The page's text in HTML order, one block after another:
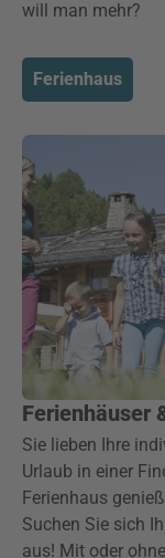
will man mehr?
Ferienhaus
Ferienhäuser
Sie lieben Ihre
Urlaub in einer
Ferienhaus
Suchen Sie sich
aus! Mit oder